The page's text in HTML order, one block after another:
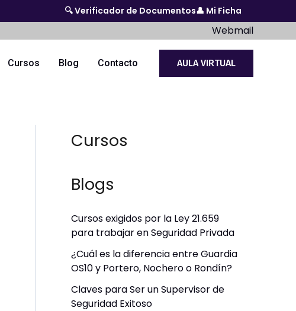
🔍 Verificador de Documentos👤 Mi Ficha
Webmail
Cursos Blog Contacto AULA VIRTUAL
Cursos
Blogs
Cursos exigidos por la Ley 21.659
para trabajar en Seguridad Privada
¿Cuál es la diferencia entre Guardia
OS10 y Portero, Nochero o Rondín?
Claves para Ser un Supervisor de
Seguridad Exitoso